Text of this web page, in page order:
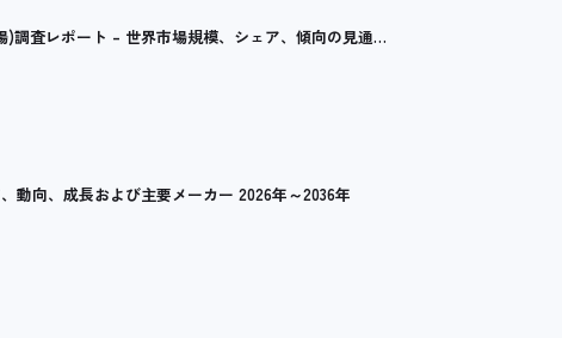
)調査レポート – 世界市場規模、シェア、傾向の見通…
動向、成長および主要メーカー 2026年～2036年